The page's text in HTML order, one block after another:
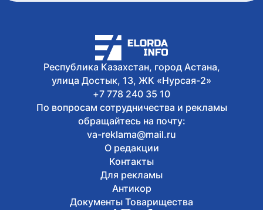
Республика Казахстан, город Астана,
улица Достык, 13, ЖК «Нурсая-2»
+7 778 240 35 10
По вопросам сотрудничества и рекламы
обращайтесь на почту:
va-reklama@mail.ru
О редакции
Контакты
Для рекламы
Антикор
Документы Товарищества